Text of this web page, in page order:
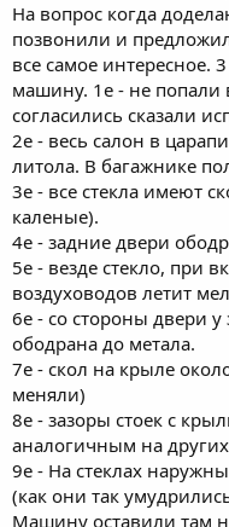
На вопрос когда
позвонили и
все самое интересное.
машину. 1е - не попали
согласились сказали
2е - весь салон в
литола. В багажнике
3е - все стекла имеют
каленые).
4е - задние двери
5е - везде стекло, при
воздуховодов летит
6е - со стороны двери у
ободрана до метала.
7е - скол на крыле
меняли)
8е - зазоры стоек с
аналогичным на
9е - На стеклах
(как они так
Машину оставили там